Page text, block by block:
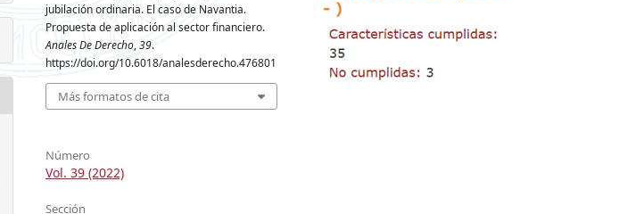
jubilación ordinaria. El caso de Navantia.
Propuesta de aplicación al sector financiero.
Anales De Derecho,39.
https://doi.org/10.6018/analesderecho.476801
Más formatos de cita
Número
Vol. 39 (2022)
Sección